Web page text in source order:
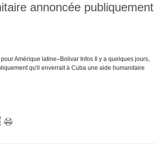
annoncée publiquement
Amérique latine–Bolivar Infos Il y a quelques jours,
qu'il enverrait à Cuba une aide humanitaire